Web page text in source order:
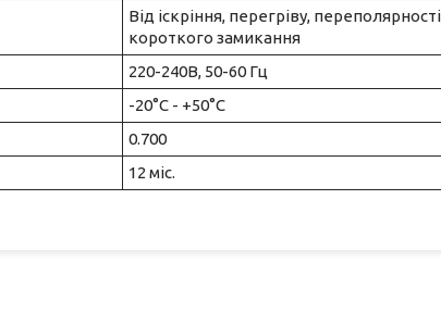
Від іскріння, перегріву,
короткого замикання
220-240В, 50-60 Гц
-20°C - +50°C
0.700
12 міс.